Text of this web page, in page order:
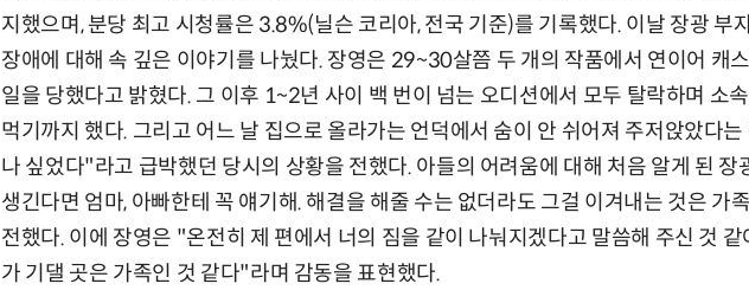
지했으며, 분당 최고 시청률은 3.8%(닐슨 코리아, 전국 기준)를 기록했다. 이날 장광 부
장애에 대해 속 깊은 이야기를 나눴다. 장영은 29~30살쯤 두 개의 작품에서 연이어 캐
일을 당했다고 밝혔다. 그 이후 1~2년 사이 백 번이 넘는 오디션에서 모두 탈락하며 소
먹기까지 했다. 그리고 어느 날 집으로 올라가는 언덕에서 숨이 안 쉬어져 주저앉았다
나 싶었다"라고 급박했던 당시의 상황을 전했다. 아들의 어려움에 대해 처음 알게 된 장
생긴다면 엄마, 아빠한테 꼭 얘기해. 해결을 해줄 수는 없더라도 그걸 이겨내는 것은 가
전했다. 이에 장영은 "온전히 제 편에서 너의 짐을 같이 나눠지겠다고 말씀해 주신 것 같
가 기댈 곳은 가족인 것 같다"라며 감동을 표현했다.